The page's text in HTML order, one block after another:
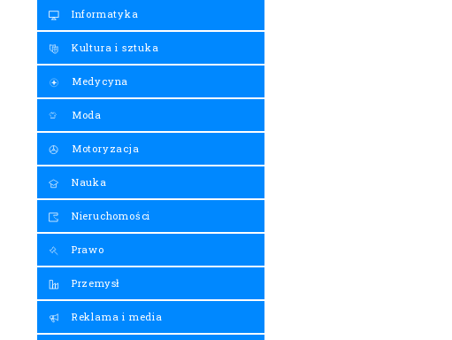
Informatyka
Kultura i sztuka
Medycyna
Moda
Motoryzacja
Nauka
Nieruchomości
Prawo
Przemysł
Reklama i media